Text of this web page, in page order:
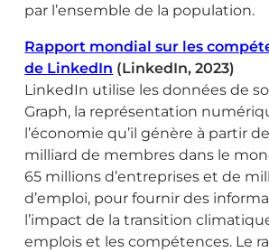
par l’ensemble de la population.
Rapport mondial sur les
de LinkedIn (LinkedIn, 2023)
LinkedIn utilise les données de
Graph, la représentation
l’économie qu’il génère à partir
milliard de membres dans le
65 millions d’entreprises et de
d’emploi, pour fournir des
l’impact de la transition
emplois et les compétences. Le